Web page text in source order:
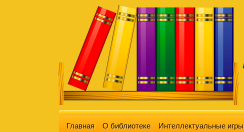
Главная О библиотеке Интеллектуальные игры